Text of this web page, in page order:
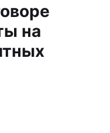
на